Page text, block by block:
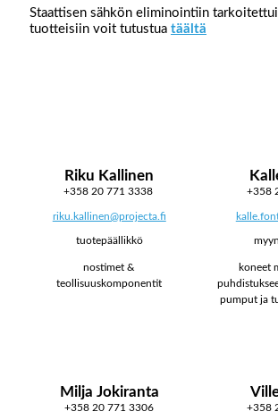
Staattisen sähkön eliminointiin
tuotteisiin voit tutustua täältä
Riku Kallinen
+358 20 771 3338
riku.kallinen@projecta.fi
tuotepäällikkö
nostimet &
teollisuuskomponentit
+358
koneet
pumput ja
Milja Jokiranta
+358 20 771 3306 +358